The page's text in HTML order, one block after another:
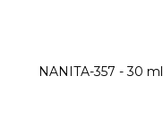
NANITA-357 - 30 ml